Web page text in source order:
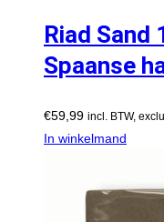
Riad Sand
Spaanse
€59,99 incl. BTW,
In winkelmand